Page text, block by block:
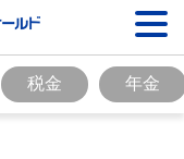
税金 年金